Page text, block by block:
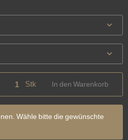
Stk In den Warenkorb
Wähle bitte die gewünschte